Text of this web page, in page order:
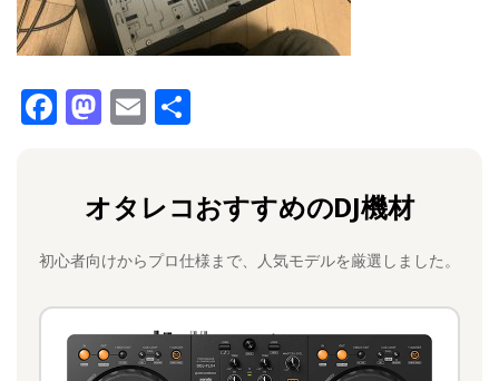
F
b
o
o
k
M
o
d
o
n
E
l
オタレコおすすめのDJ機材
初心者向けからプロ仕様まで、人気モデルを厳選しました。